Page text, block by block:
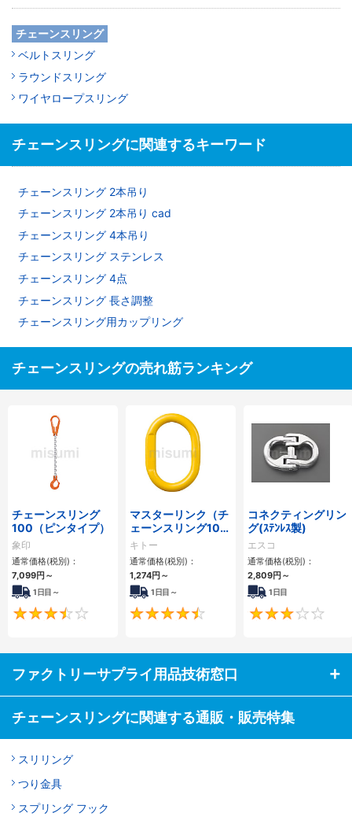
チェーンスリング
ベルトスリング
ラウンドスリング
ワイヤロープスリング
チェーンスリングに関連するキーワード
チェーンスリング 2本吊り
チェーンスリング 2本吊り cad
チェーンスリング 4本吊り
チェーンスリング ステンレス
チェーンスリング 4点
チェーンスリング 長さ調整
チェーンスリング用カップリング
チェーンスリングの売れ筋ランキング
チェーンスリング
100（ピンタイプ）
象印
通常価格(税別)：
7,099円～
1日目～
3.5
マスターリンク（チ
ェーンスリング100
用・アイタイプ）
キトー
通常価格(税別)：
1,274円～
1日目～
4.5
コネクティングリン
グ(ｽﾃﾝﾚｽ製)
エスコ
通常価格(税別)：
2,809円～
1日目
ファクトリーサプライ用品技術窓口
チェーンスリングに関連する通販・販売特集
スリリング
つり金具
スプリング フック